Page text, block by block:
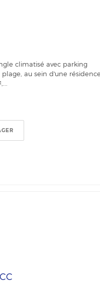
climatisé avec parking
au sein d'une résidence
CC